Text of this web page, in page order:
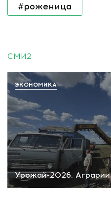
#роженица
СМИ2
Урожай-2026.
ЭКОНОМИКА